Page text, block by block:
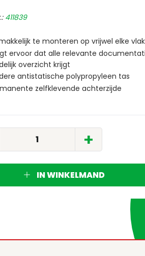
411839
te monteren op vrijwel elke
ervoor dat alle relevante
overzicht krijgt
antistatische polypropyleen tas
zelfklevende achterzijde
+
IN WINKELMAND